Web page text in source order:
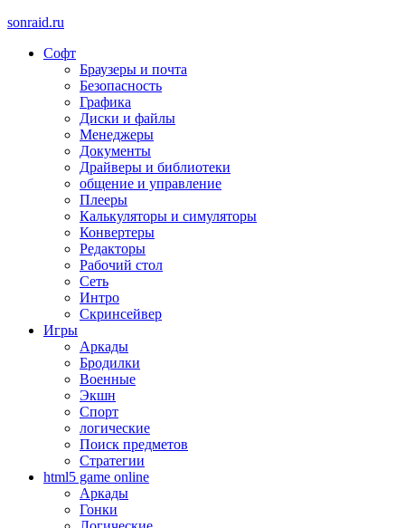
sonraid.ru
Скачивай программы, мини игры
Софт
Браузеры и почта
Безопасность
Графика
Диски и файлы
Менеджеры
Документы
Драйверы и библиотеки
общение и управление
Плееры
Калькуляторы и симуляторы
Конвертеры
Редакторы
Рабочий стол
Сеть
Интро
Скринсейвер
Игры
Аркады
Бродилки
Военные
Экшн
Спорт
логические
Поиск предметов
Стратегии
html5 game online
Аркады
Гонки